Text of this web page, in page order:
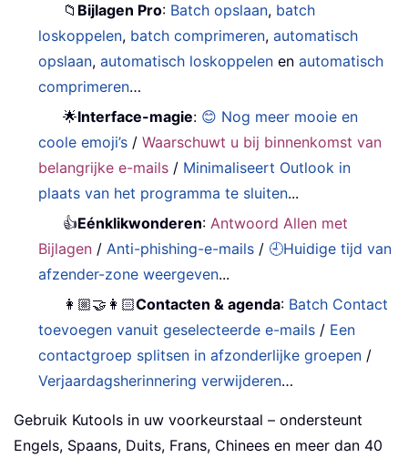
📁 Bijlagen Pro: Batch opslaan, batch
loskoppelen, batch comprimeren,automatisch
opslaan,automatisch loskoppelen enautomatisch
comprimeren…
🌟Interface-magie: 😊 Nog meer mooie en
coole emoji’s /Waarschuwt u bij binnenkomst van
belangrijke e-mails / Minimaliseert Outlook in
plaats van het programma te sluiten...
👍Eénklikwonderen:Antwoord Allen met
Bijlagen /Anti-phishing-e-mails / 🕘Huidige tijd van
afzender-zone weergeven...
👩🏼‍🤝‍👩🏻Contacten & agenda: Batch Contact
toevoegen vanuit geselecteerde e-mails / Een
contactgroep splitsen in afzonderlijke groepen /
Verjaardagsherinnering verwijderen…
Gebruik Kutools in uw voorkeurstaal – ondersteunt
Engels, Spaans, Duits, Frans, Chinees en meer dan 40